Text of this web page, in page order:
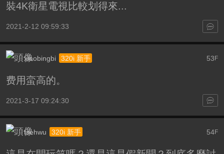
裝4K衛星電視比較划得來...
2021-2-12 09:59:33
53 F
xiaobingbi 320i 新手
费用蛮高的。
2021-3-17 09:24:30
54F
tsehwu 320i 新手